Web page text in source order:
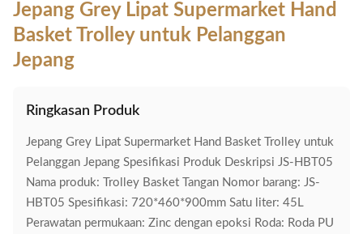
Jepang Grey Lipat Supermarket Hand
Basket Trolley untuk Pelanggan
Jepang
Ringkasan Produk
Jepang Grey Lipat Supermarket Hand Basket Trolley untuk
Pelanggan Jepang Spesifikasi Produk Deskripsi JS-HBT05
Nama produk: Trolley Basket Tangan Nomor barang: JS-
HBT05 Spesifikasi: 720*460*900mm Satu liter: 45L
Perawatan permukaan: Zinc dengan epoksi Roda: Roda PU